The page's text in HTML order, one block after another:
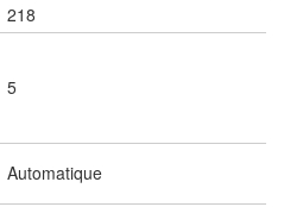
218
5
Automatique